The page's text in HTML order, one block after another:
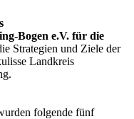
Bogen e.V. für die
Strategien und Ziele der
Landkreis
folgende fünf